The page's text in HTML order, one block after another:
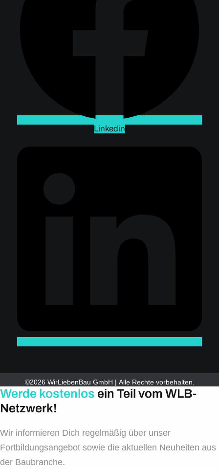
Linkedin
©2026 WirLiebenBau GmbH | Alle Rechte vorbehalten.
Werde kostenlos ein Teil vom WLB-
Netzwerk!
Wir informieren Dich regelmäßig über unser
Fortbildungsangebot sowie die aktuellen Neuheiten aus
der Baubranche.